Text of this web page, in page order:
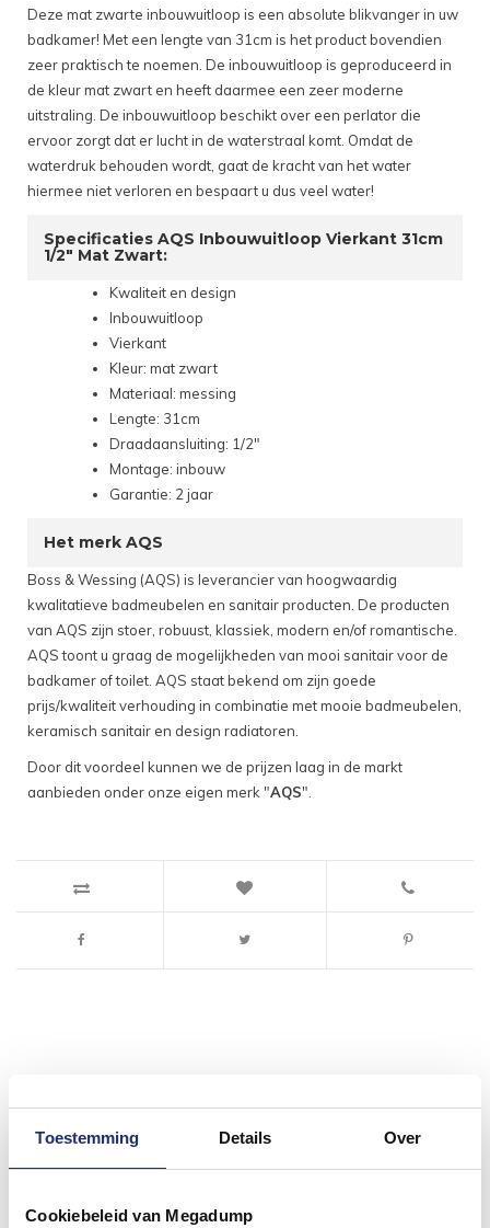
Toestemming Details Over
Cookiebeleid van Megadump
Deze mat zwarte inbouwuitloop is een absolute blikvanger in uw
badkamer! Met een lengte van 31cm is het product bovendien
zeer praktisch te noemen. De inbouwuitloop is geproduceerd in
de kleur mat zwart en heeft daarmee een zeer moderne
uitstraling. De inbouwuitloop beschikt over een perlator die
ervoor zorgt dat er lucht in de waterstraal komt. Omdat de
waterdruk behouden wordt, gaat de kracht van het water
hiermee niet verloren en bespaart u dus veel water!
Specificaties AQS Inbouwuitloop Vierkant 31cm
1/2" Mat Zwart:
Kwaliteit en design
Inbouwuitloop
Vierkant
Kleur: mat zwart
Materiaal: messing
Lengte: 31cm
Draadaansluiting: 1/2"
Montage: inbouw
Garantie: 2 jaar
Het merk AQS
Boss & Wessing (AQS) is leverancier van hoogwaardig
kwalitatieve badmeubelen en sanitair producten. De producten
van AQS zijn stoer, robuust, klassiek, modern en/of romantische.
AQS toont u graag de mogelijkheden van mooi sanitair voor de
badkamer of toilet. AQS staat bekend om zijn goede
prijs/kwaliteit verhouding in combinatie met mooie badmeubelen,
keramisch sanitair en design radiatoren.
Door dit voordeel kunnen we de prijzen laag in de markt
aanbieden onder onze eigen merk "AQS".
badkamer op Instagram met #mijndroombadkamer